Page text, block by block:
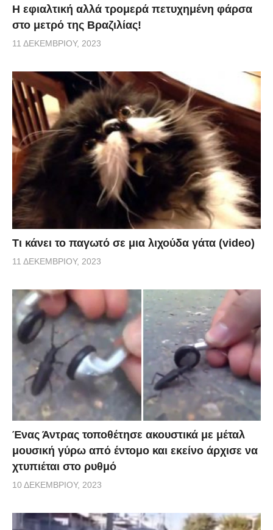
H εφιαλτική αλλά τρομερά πετυχημένη φάρσα
στο μετρό της Βραζιλίας!
11 ΔΕΚΕΜΒΡΊΟΥ, 2023
Τι κάνει το παγωτό σε μια λιχούδα γάτα (video)
11 ΔΕΚΕΜΒΡΊΟΥ, 2023
Ένας Άντρας τοποθέτησε ακουστικά με μέταλ
μουσική γύρω από έντομο και εκείνο άρχισε να
χτυπιέται στο ρυθμό
10 ΔΕΚΕΜΒΡΊΟΥ, 2023